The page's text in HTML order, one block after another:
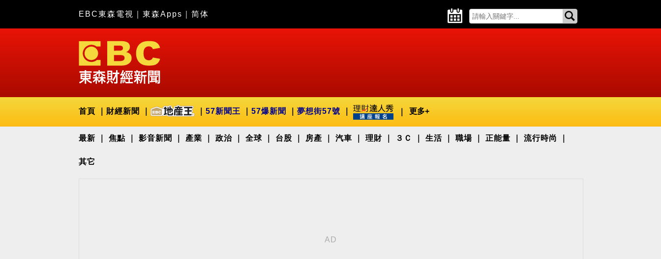
EBC東森電視 東森Apps 简体
首頁 財經新聞 57新聞王 57爆新聞 夢想街57號 更多+
最新 焦點 影音新聞 產業 政治 全球 台股 房產 汽車 理財 ３Ｃ 生活 職場 正能量 流行時尚
其它